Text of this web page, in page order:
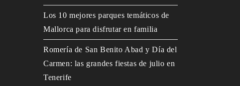
Los 10 mejores parques temáticos de
Mallorca para disfrutar en familia
Romería de San Benito Abad y Día del
Carmen: las grandes fiestas de julio en
Tenerife